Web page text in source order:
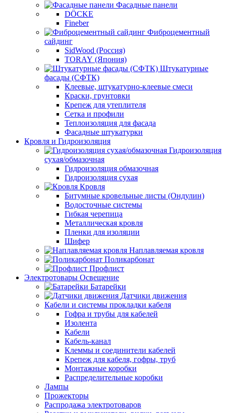
Фасадные панели
DÖCKE
Fineber
Фиброцементный
сайдинг
SidWood (Россия)
TORAY (Япония)
Штукатурные
фасады (СФТК)
Клеевые, штукатурно-клеевые смеси
Краски, грунтовки
Крепеж для утеплителя
Сетка и профили
Теплоизоляция для фасада
Фасадные штукатурки
Кровля и Гидроизоляция
Гидроизоляция
сухая/обмазочная
Гидроизоляция обмазочная
Гидроизоляция сухая
Кровля
Битумные кровельные листы (Ондулин)
Водосточные системы
Гибкая черепица
Металлическая кровля
Пленки для изоляции
Шифер
Наплавляемая кровля
Поликарбонат
Профлист
Электротовары Освещение
Батарейки
Датчики движения
Кабели и системы прокладки кабеля
Гофра и трубы для кабелей
Изолента
Кабели
Кабель-канал
Клеммы и соединители кабелей
Крепеж для кабеля, гофры, труб
Монтажные коробки
Распределительные коробки
Лампы
Прожекторы
Распродажа электротоваров